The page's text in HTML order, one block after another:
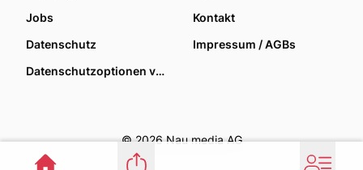
Jobs
Kontakt
Datenschutz
Impressum / AGBs
Datenschutzoptionen verwalten
© 2026 Nau media AG